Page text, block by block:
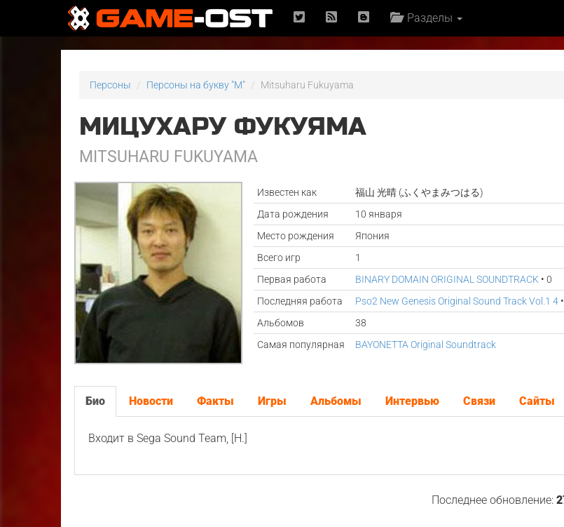
Разделы
Персоны Персоны на букву "M" Mitsuharu Fukuyama
МИЦУХАРУ ФУКУЯМА
MITSUHARU FUKUYAMA
Известен как
福山 光晴 (ふくやまみつはる)
Дата рождения
10 января
Место рождения
Япония
Всего игр
1
Первая работа
BINARY DOMAIN ORIGINAL SOUNDTRACK • 0
Последняя работа
Pso2 New Genesis Original Sound Track Vol.1 4
Альбомов
38
Самая популярная
BAYONETTA Original Soundtrack
Био Новости Факты Игры Альбомы Интервью Связи Сайты
Входит в Sega Sound Team, [H.]
Последнее обновление: